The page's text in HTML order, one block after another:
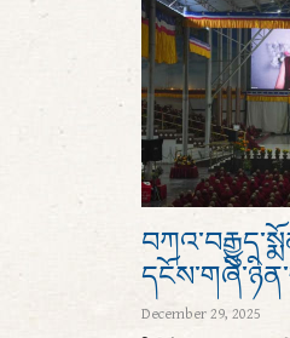
December 29, 2025